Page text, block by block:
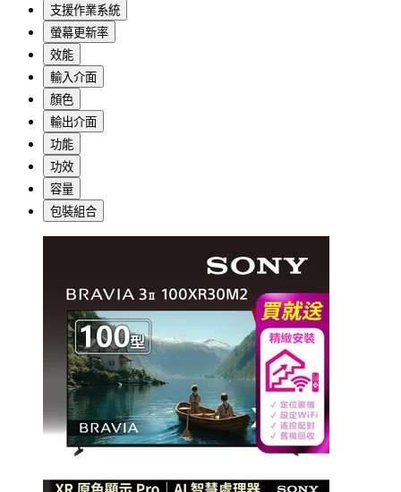
支援作業系統
螢幕更新率
效能
輸入介面
顏色
輸出介面
功能
功效
容量
包裝組合